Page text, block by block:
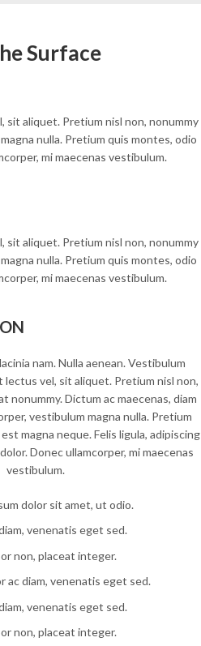
Surface
sit aliquet. Pretium nisl non, nonummy
nulla. Pretium quis montes, odio
mi maecenas vestibulum.
sit aliquet. Pretium nisl non, nonummy
nulla. Pretium quis montes, odio
mi maecenas vestibulum.
nam. Nulla aenean. Vestibulum
lectus vel, sit aliquet. Pretium nisl non,
nonummy. Dictum ac maecenas, diam
vestibulum magna nulla. Pretium
magna neque. Felis ligula, adipiscing
Donec ullamcorper, mi maecenas
vestibulum.
dolor sit amet, ut odio.
venenatis eget sed.
non, placeat integer.
ac diam, venenatis eget sed.
venenatis eget sed.
non, placeat integer.